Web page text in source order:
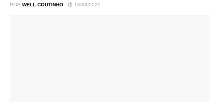
POR WELL COUTINHO 13/08/2025